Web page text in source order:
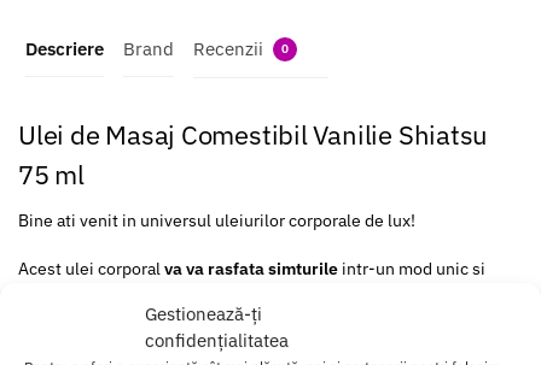
Gestionează-ți
confidențialitatea
Descriere Brand Recenzii 0
Ulei de Masaj Comestibil Vanilie Shiatsu
75 ml
Bine ati venit in universul uleiurilor corporale de lux!
Acest ulei corporalva va rasfata simturile intr-un mod unic si
transformand fiecare masaj intr-o experienta senzationala.